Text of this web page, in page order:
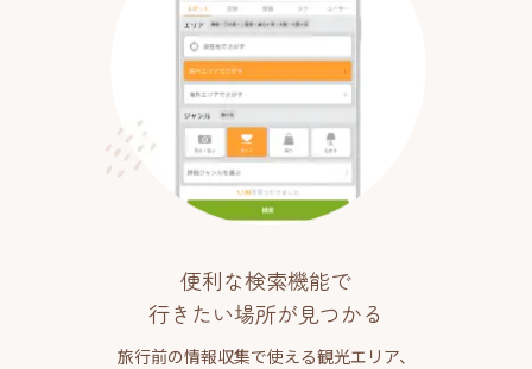
便利な検索機能で
行きたい場所が見つかる
旅行前の情報収集で使える観光エリア、